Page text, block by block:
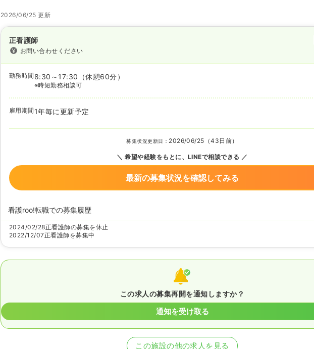
2026/06/25 更新
正看護師
お問い合わせください
勤務時間 8:30～17:30 （休憩60分）
※時短勤務相談可
雇用期間 1年毎に更新予定
募集状況更新日： 2026/06/25（43日前）
希望や経験をもとに、LINEで相談できる
最新の募集状況を確認してみる
看護roo!転職での募集履歴
2024/02/28正看護師の募集を休止
2022/12/07正看護師を募集中
この求人の募集再開を通知しますか？
通知を受け取る
この施設の他の求人を見る